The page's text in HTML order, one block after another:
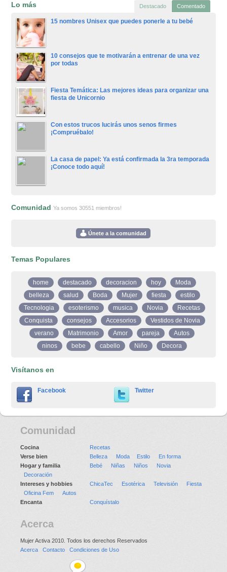
Lo más Destacado Comentado
15 nombres Unisex que puedes ponerle a tu bebé
10 consejos que te motivarán a entrenar de una vez
por todas
Fiesta Temática: Las mejores ideas para organizar una
fiesta de Unicornio
Con estos trucos lucirás unos senos firmes
¡Compruébalo!
La casa de papel: Ya está confirmada la 3ra temporada
¡Conoce todo aquí!
ComunidadYa somos 30551 miembros!
Únete a la comunidad
Temas Populares
home destacado decoracion hoy
Moda
belleza
salud Boda Mujer fiesta
estilo
Tecnologia
esoterismo musica Novia
Recetas
Conquista
consejos Accesorios
Vestidos de Novia
verano
Matrimonio Amor pareja
Autos
ninos
bebe cabello Niño Decora
Visítanos en
Facebook Twitter
Comunidad
Cocina
Recetas
Verse bien
Belleza Moda Estilo
En forma
Hogar y familia
Bebé Niñas Niños
Novia
Decoración
Intereses y hobbies
ChicaTec Esotérica Televisión
Fiesta
Oficina Fem
Autos
Encanta
Conquístalo
Acerca
Mujer Activa 2010. Todos los derechos Reservados
Acerca
Contacto Condiciones de Uso